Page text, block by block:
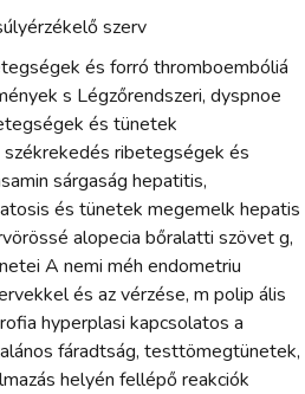
szerv
és forró thromboembóliá
s Légzőrendszeri, dyspnoe
és tünetek
székrekedés ribetegségek és
sárgaság hepatitis,
és tünetek megemelk hepatis
alopecia bőralatti szövet g,
A nemi méh endometriu
és az vérzése, m polip ális
hyperplasi kapcsolatos a
fáradtság, testtömegtünetek,
helyén fellépő reakciók